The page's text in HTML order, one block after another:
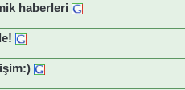
haberleri